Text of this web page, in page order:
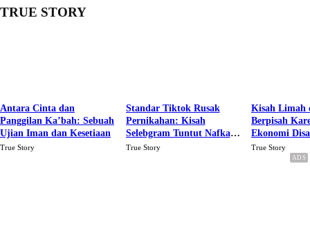
TRUE STORY
Antara Cinta dan
Panggilan Ka’bah: Sebuah
Ujian Iman dan Kesetiaan
True Story
Standar Tiktok Rusak
Pernikahan: Kisah
Selebgram Tuntut Nafkah
Rp.15 Juta Perbulan
True Story
Kisah Limah
Berpisah
Ekonomi
Karena Cinta
True Story